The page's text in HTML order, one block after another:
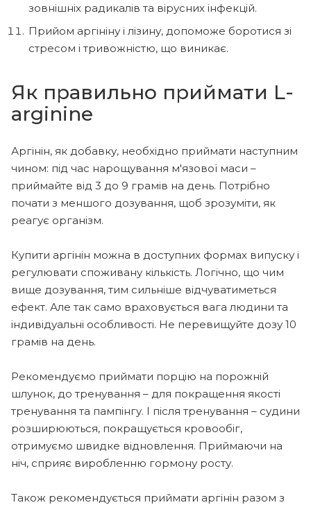
зовнішніх радикалів та вірусних інфекцій.
Прийом аргініну і лізину, допоможе боротися зі
стресом і тривожністю, що виникає.
Як правильно приймати L-
arginine
Аргінін, як добавку, необхідно приймати наступним
чином: під час нарощування м'язової маси –
приймайте від 3 до 9 грамів на день. Потрібно
почати з меншого дозування, щоб зрозуміти, як
реагує організм.
Купити аргінін можна в доступних формах випуску і
регулювати споживану кількість. Логічно, що чим
вище дозування, тим сильніше відчуватиметься
ефект. Але так само враховується вага людини та
індивідуальні особливості. Не перевищуйте дозу 10
грамів на день.
Рекомендуємо приймати порцію на порожній
шлунок, до тренування – для покращення якості
тренування та пампінгу. І після тренування – судини
розширюються, покращується кровообіг,
отримуємо швидке відновлення. Приймаючи на
ніч, сприяє виробленню гормону росту.
Також рекомендується приймати аргінін разом з